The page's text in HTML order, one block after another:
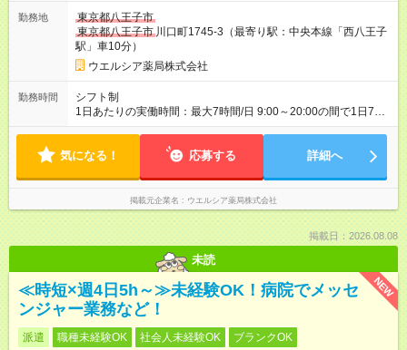
間の長さ：3ヶ月 雇用形態、給与は本採用時と同じです。
勤務地
東京都八王子市
東京都八王子市 川口町1745-3（最寄り駅：中央本線「西八王子
駅」車10分）
ウエルシア薬局株式会社
勤務時間
シフト制
1日あたりの実働時間：最大7時間/日 9:00～20:00の間で1日7時
間の勤務 ☆週4～5日の勤務 ※勤務曜日応相談 ☆未経験・無資格
気になる！ 応募する 詳細へ
掲載元企業名 ウエルシア薬局株式会社
掲載日：2026.08.08
未読
NEW
≪時短×週4日5h～≫未経験OK！病院でメッセ
ンジャー業務など！
派遣 職種未経験OK 社会人未経験OK
ブランクOK